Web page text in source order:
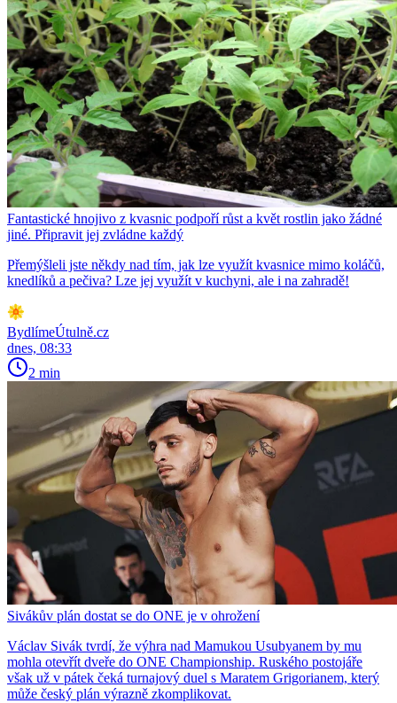
Fantastické hnojivo z kvasnic podpoří růst a květ rostlin jako žádné
jiné. Připravit jej zvládne každý
Přemýšleli jste někdy nad tím, jak lze využít kvasnice mimo koláčů,
knedlíků a pečiva? Lze jej využít v kuchyni, ale i na zahradě!
BydlímeÚtulně.cz
dnes, 08:33
2 min
Sivákův plán dostat se do ONE je v ohrožení
Václav Sivák tvrdí, že výhra nad Mamukou Usubyanem by mu
mohla otevřít dveře do ONE Championship. Ruského postojáře
však už v pátek čeká turnajový duel s Maratem Grigorianem, který
může český plán výrazně zkomplikovat.